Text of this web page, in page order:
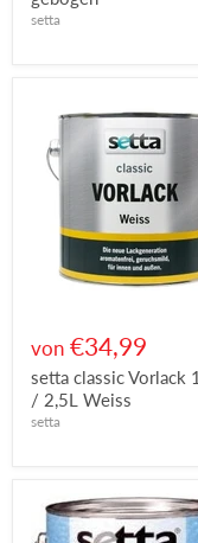
setta
von €34,99
setta classic Vorlack
/ 2,5L Weiss
setta